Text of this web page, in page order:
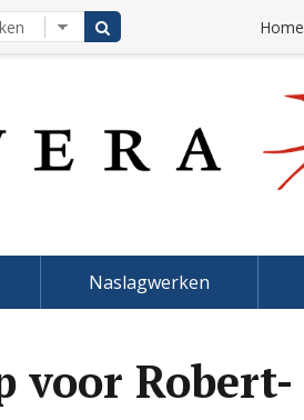
Home
Naslagwerken
voor Robert-